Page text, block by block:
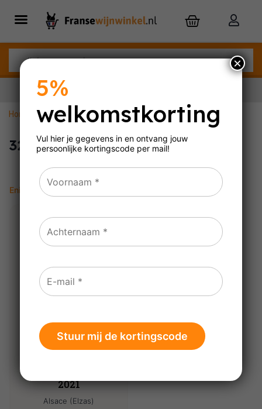
Home »3221249350009
3221249350009
Enig resultaat
2021
Alsace (Elzas)
5%
welkomstkorting
Vul hier je gegevens in en ontvang jouw
persoonlijke kortingscode per mail!
×